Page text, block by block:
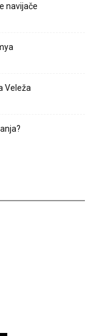
navijače
Veleža